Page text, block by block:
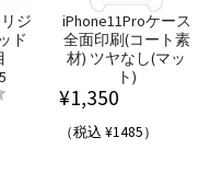
ジ
ド
iPhone11Proケース
全面印刷(コート素
材) ツヤなし(マッ
ト)
¥1,350
（税込 ¥1485）